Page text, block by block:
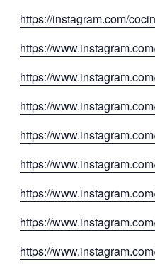
https://instagram.com/
https://
https://
https://
https://
https://
https://
https://
https://